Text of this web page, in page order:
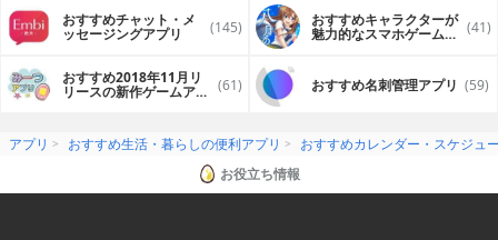
To Do
• A structured to do list for more precise organization
• Add a priority to your to do's so you know what's
important
• Assign a project to your to do for enhanced
• View your to do’s with a variety of organizational tabs
for more efficient viewing
• Set an alert to your to do’s so you don’t miss anything
important again
おすすめチャット・メ
ッセージングアプリ (145) おすすめキャラクターが
魅力的なスマホゲームア (41)
おすすめ2018年11月リ
リースの新作ゲームアプ (61) おすすめ名刺管理アプリ (59)
アプリ おすすめ生活・暮らしの便利アプリ
おすすめカレンダー・スケジュ
お役立ち情報